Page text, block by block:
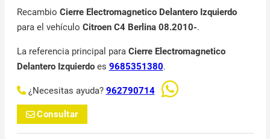
Recambio Cierre Electromagnetico Delantero Izquierdo
para el vehículo Citroen C4 Berlina 08.2010-.
La referencia principal para Cierre Electromagnetico
Delantero Izquierdoes 9685351380.
¿Necesitas ayuda? 962790714
Consultar